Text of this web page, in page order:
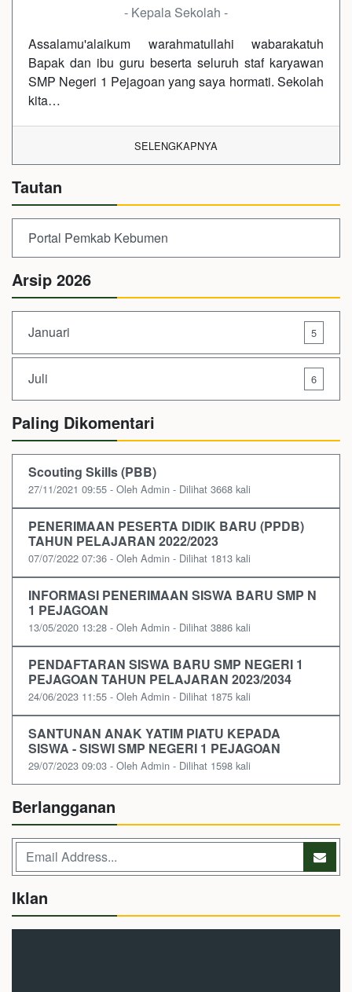
- Kepala Sekolah -
Assalamu'alaikum warahmatullahi wabarakatuh
Bapak dan ibu guru beserta seluruh staf karyawan
SMP Negeri 1 Pejagoan yang saya hormati. Sekolah
kita…
SELENGKAPNYA
Tautan
Portal Pemkab Kebumen
Arsip 2026
Januari 5
Juli 6
Paling Dikomentari
Scouting Skills (PBB)
27/11/2021 09:55 - Oleh Admin - Dilihat 3668 kali
PENERIMAAN PESERTA DIDIK BARU (PPDB)
TAHUN PELAJARAN 2022/2023
07/07/2022 07:36 - Oleh Admin - Dilihat 1813 kali
INFORMASI PENERIMAAN SISWA BARU SMP N
1 PEJAGOAN
13/05/2020 13:28 - Oleh Admin - Dilihat 3886 kali
PENDAFTARAN SISWA BARU SMP NEGERI 1
PEJAGOAN TAHUN PELAJARAN 2023/2034
24/06/2023 11:55 - Oleh Admin - Dilihat 1875 kali
SANTUNAN ANAK YATIM PIATU KEPADA
SISWA - SISWI SMP NEGERI 1 PEJAGOAN
29/07/2023 09:03 - Oleh Admin - Dilihat 1598 kali
Berlangganan
Iklan